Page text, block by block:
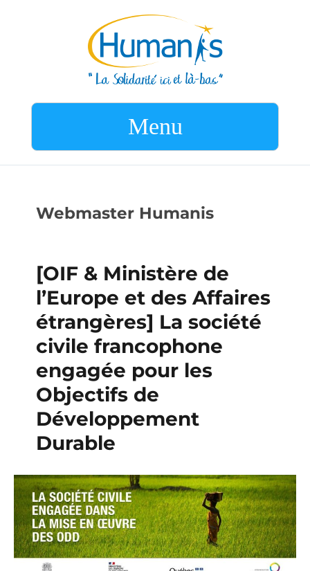
Menu
Webmaster Humanis
[OIF & Ministère de
l’Europe et des Affaires
étrangères] La société
civile francophone
engagée pour les
Objectifs de
Développement
Durable